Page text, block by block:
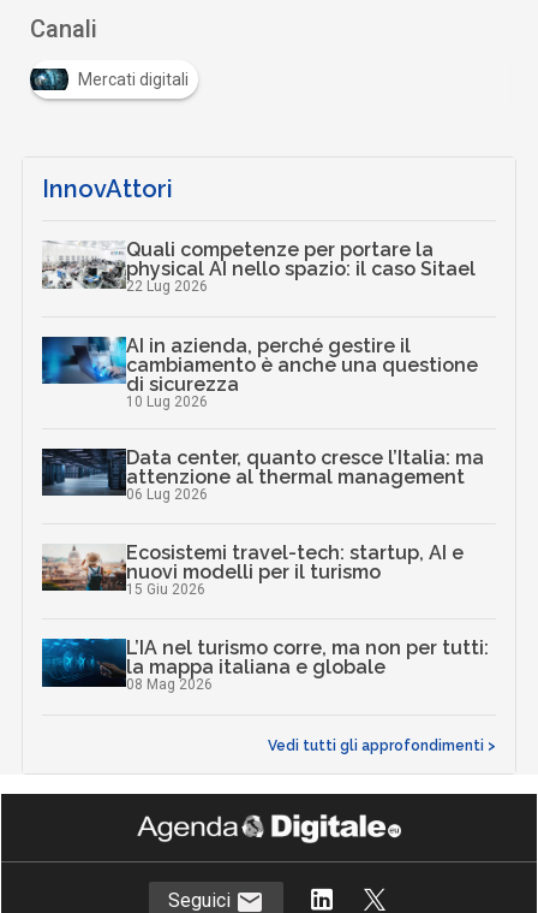
Canali
Mercati digitali
InnovAttori
Quali competenze per portare la
physical AI nello spazio: il caso Sitael
22 Lug 2026
AI in azienda, perché gestire il
cambiamento è anche una questione
di sicurezza
10 Lug 2026
Data center, quanto cresce l’Italia: ma
attenzione al thermal management
06 Lug 2026
Ecosistemi travel-tech: startup, AI e
nuovi modelli per il turismo
15 Giu 2026
L’IA nel turismo corre, ma non per tutti:
la mappa italiana e globale
08 Mag 2026
Vedi tutti gli approfondimenti >
Seguici